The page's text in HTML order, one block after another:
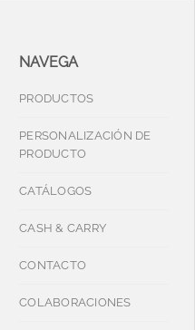
NAVEGA
PRODUCTOS
PERSONALIZACIÓN DE
PRODUCTO
CATÁLOGOS
CASH & CARRY
CONTACTO
COLABORACIONES